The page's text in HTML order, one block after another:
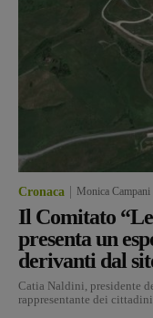
Cronaca Monica Campani
Il Comitato
presenta un
derivanti dal
Catia Naldini, presidente
rappresentante dei